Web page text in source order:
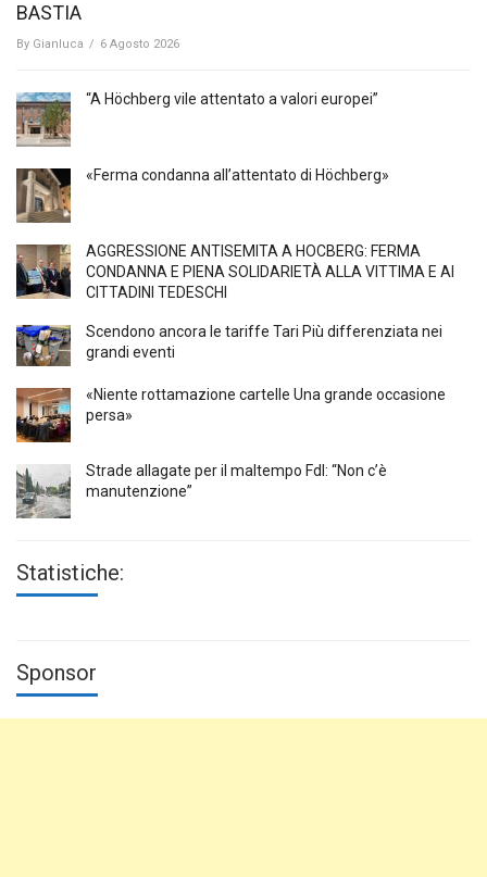
BASTIA
By Gianluca / 6 Agosto 2026
“A Höchberg vile attentato a valori europei”
«Ferma condanna all’attentato di Höchberg»
AGGRESSIONE ANTISEMITA A HÖCBERG: FERMA
CONDANNA E PIENA SOLIDARIETÀ ALLA VITTIMA E AI
CITTADINI TEDESCHI
Scendono ancora le tariffe Tari Più differenziata nei
grandi eventi
«Niente rottamazione cartelle Una grande occasione
persa»
Strade allagate per il maltempo FdI: “Non c’è
manutenzione”
Statistiche:
Sponsor